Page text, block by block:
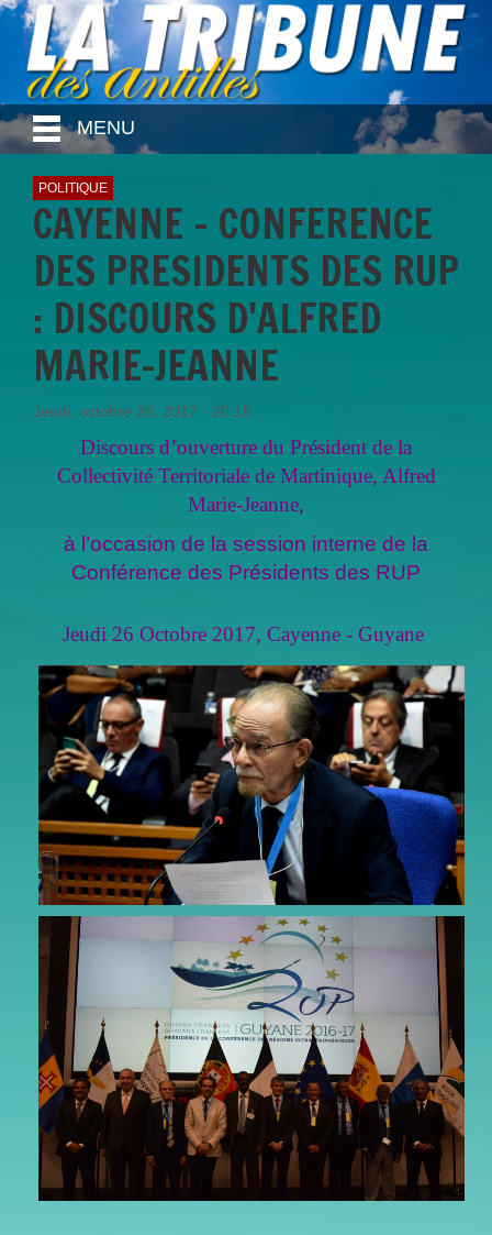
MENU
POLITIQUE
CAYENNE - CONFERENCE
DES PRESIDENTS DES RUP
: DISCOURS D'ALFRED
MARIE-JEANNE
Jeudi, octobre 26, 2017 - 20:15
Discours d’ouverture du Président de la
Collectivité Territoriale de Martinique, Alfred
Marie-Jeanne,
à l’occasion de la session interne de la
Conférence des Présidents des RUP
Jeudi 26 Octobre 2017, Cayenne - Guyane